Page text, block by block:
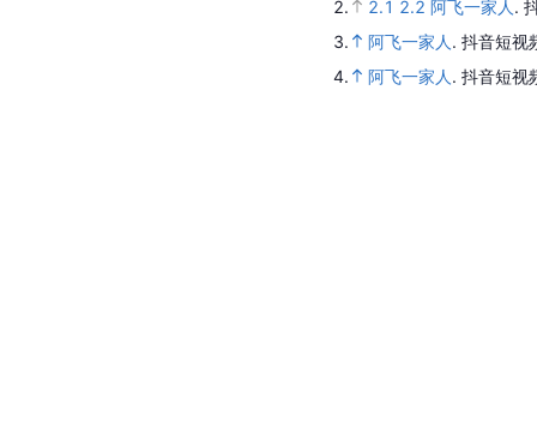
2.
2.1 2.2 阿飞一家人 .
3.
阿飞一家人 . 抖音短视
4.
阿飞一家人 . 抖音短视